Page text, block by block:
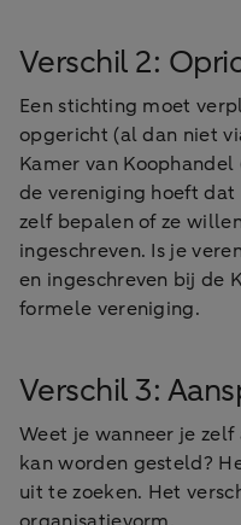
Verschil 2:
Een stichting moet
opgericht (al dan niet
Kamer van
de vereniging hoeft
zelf bepalen of ze
ingeschreven. Is je
en ingeschreven bij de
formele vereniging.
Verschil 3:
Weet je wanneer je
kan worden gesteld?
uit te zoeken. Het